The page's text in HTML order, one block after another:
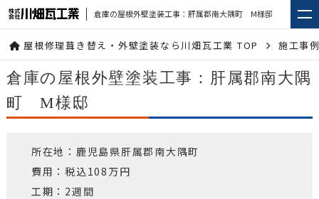
倉庫の屋根外壁塗装工事：肝属郡南大隅町 M様邸
屋根修理葺き替え・外壁塗装なら川畑瓦工業 TOP 施工事
倉庫の屋根外壁塗装工事：肝属郡南大隅
町 M様邸
所在地：鹿児島県肝属郡南大隅町
費用：税込108万円
工期：2週間